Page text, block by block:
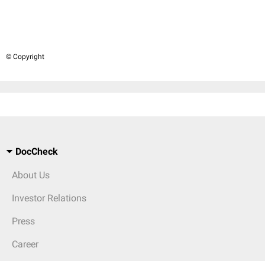
© Copyright
DocCheck
About Us
Investor Relations
Press
Career